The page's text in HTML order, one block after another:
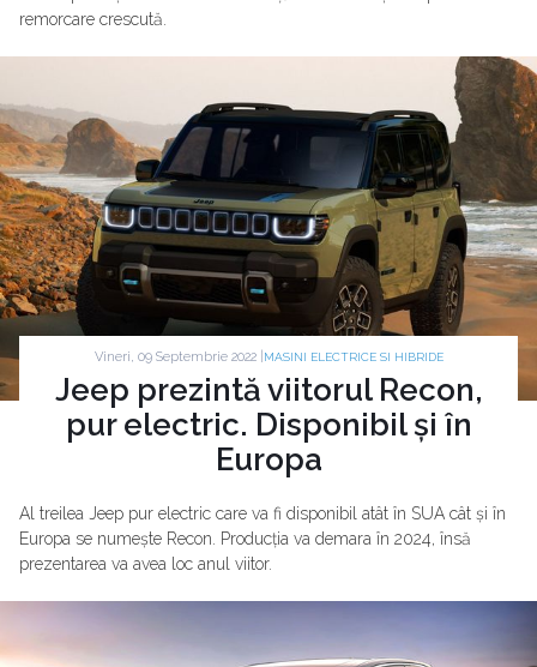
remorcare crescută.
Vineri, 09 Septembrie 2022 | MASINI ELECTRICE SI HIBRIDE
Jeep prezintă viitorul Recon,
pur electric. Disponibil și în
Europa
Al treilea Jeep pur electric care va fi disponibil atât în SUA cât și în
Europa se numește Recon. Producția va demara în 2024, însă
prezentarea va avea loc anul viitor.